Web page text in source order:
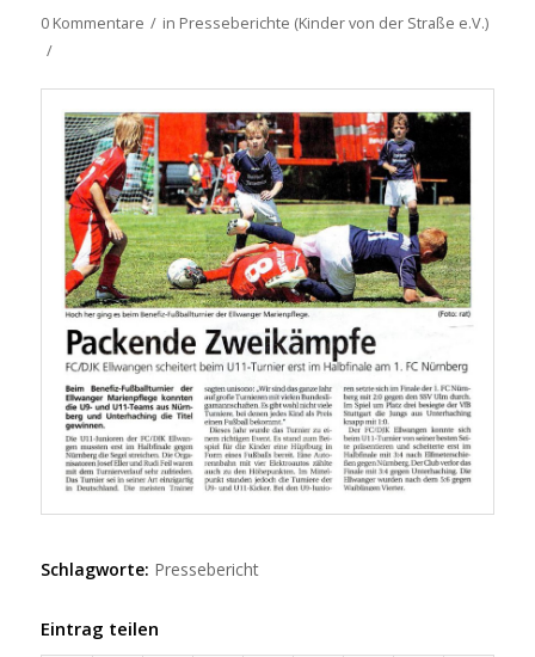
0 Kommentare / in Presseberichte (Kinder von der Straße e.V.)
/
Schlagworte: Pressebericht
Eintrag teilen